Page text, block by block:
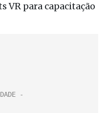
VR para capacitação